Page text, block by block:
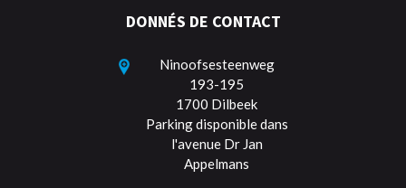
DONNÉS DE CONTACT
Ninoofsesteenweg
193-195
1700 Dilbeek
Parking disponible dans
l'avenue Dr Jan
Appelmans